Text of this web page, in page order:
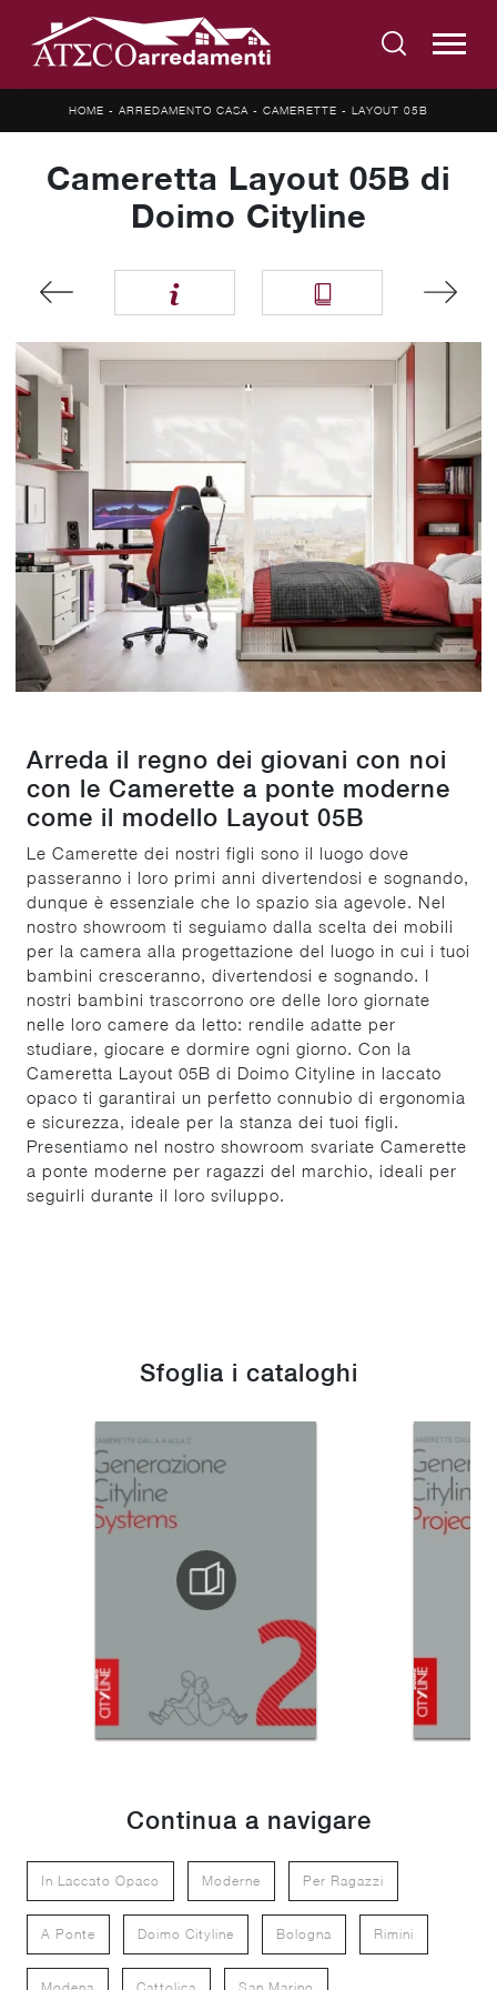
HOME - ARREDAMENTO CASA - CAMERETTE - LAYOUT 05B
Cameretta Layout 05B di
Doimo Cityline
Arreda il regno dei giovani con noi
con le Camerette a ponte moderne
come il modello Layout 05B
Le Camerette dei nostri figli sono il luogo dove
passeranno i loro primi anni divertendosi e sognando,
dunque è essenziale che lo spazio sia agevole. Nel
nostro showroom ti seguiamo dalla scelta dei mobili
per la camera alla progettazione del luogo in cui i tuoi
bambini cresceranno, divertendosi e sognando. I
nostri bambini trascorrono ore delle loro giornate
nelle loro camere da letto: rendile adatte per
studiare, giocare e dormire ogni giorno. Con la
Cameretta Layout 05B di Doimo Cityline in laccato
opaco ti garantirai un perfetto connubio di ergonomia
e sicurezza, ideale per la stanza dei tuoi figli.
Presentiamo nel nostro showroom svariate Camerette
a ponte moderne per ragazzi del marchio, ideali per
seguirli durante il loro sviluppo.
Sfoglia i cataloghi
Continua a navigare
In Laccato Opaco Moderne Per Ragazzi
A Ponte Doimo Cityline Bologna Rimini
Modena Cattolica San Marino